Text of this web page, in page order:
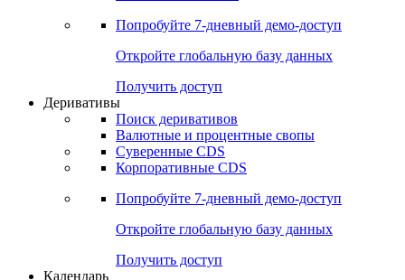
Сравнение ETF & Funds
Поиск Mutual Funds
Попробуйте7-дневный
Откройте глобальную базу данных
Получить доступ
Деривативы
Валютные и процентные свопы
Корпоративные CDS
Попробуйте7-дневный